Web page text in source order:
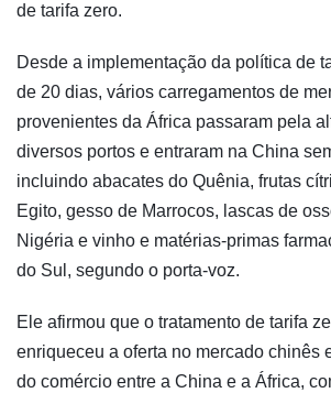
de tarifa zero.
Desde a implementação da política de
de 20 dias, vários carregamentos de
provenientes da África passaram pela
diversos portos e entraram na China
incluindo abacates do Quênia, frutas
Egito, gesso de Marrocos, lascas de
Nigéria e vinho e matérias-primas
do Sul, segundo o porta-voz.
Ele afirmou que o tratamento de tarifa
enriqueceu a oferta no mercado chinês
do comércio entre a China e a África,